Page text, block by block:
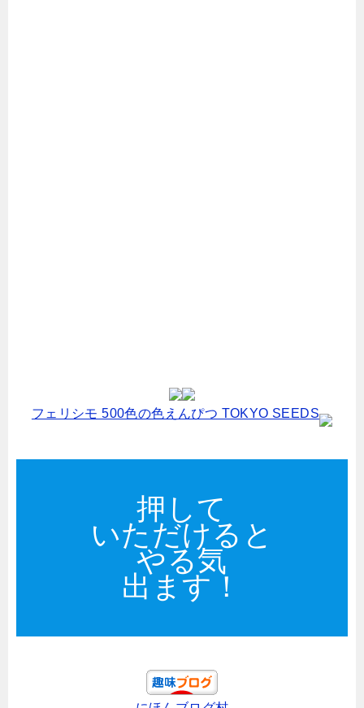
フェリシモ 500色の色えんぴつ TOKYO SEEDS
押して
いただけると
やる気
出ます！